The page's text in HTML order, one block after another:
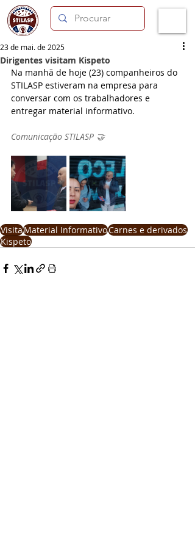
Dirigentes visitam Kispeto
23 de mai. de 2025
Na manhã de hoje (23) companheiros do
STILASP estiveram na empresa para
conversar com os trabalhadores e
entregar material informativo.
Comunicação STILASP 🤝
VisitaMaterial InformativoCarnes e derivados
Kispeto